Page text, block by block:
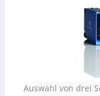
Auswahl von drei